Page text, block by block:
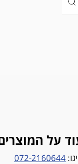
על
072-2160644